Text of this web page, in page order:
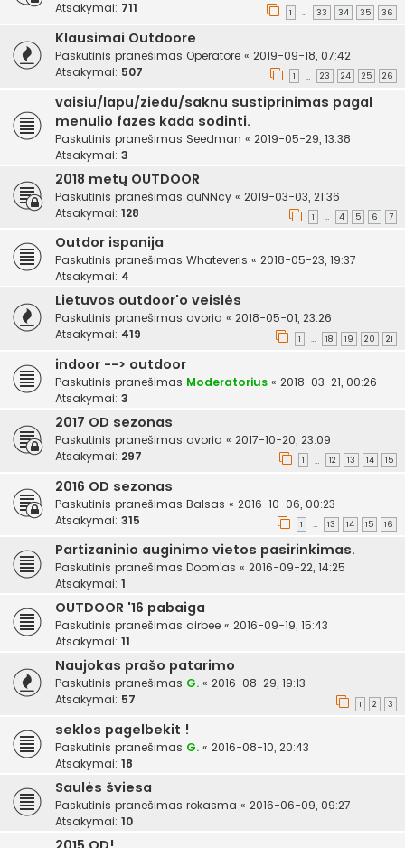
Atsakymai: 711 1 … 33 34 35 36
Klausimai Outdoore
Paskutinis pranešimas Operatore « 2019-09-18, 07:42
Atsakymai: 507 1 … 23 24 25 26
vaisiu/lapu/ziedu/saknu sustiprinimas pagal
menulio fazes kada sodinti.
Paskutinis pranešimas Seedman « 2019-05-29, 13:38
Atsakymai: 3
2018 metų OUTDOOR
Paskutinis pranešimas quNNcy « 2019-03-03, 21:36
Atsakymai: 128 1 … 4 5 6 7
Outdor ispanija
Paskutinis pranešimas Whateveris « 2018-05-23, 19:37
Atsakymai: 4
Lietuvos outdoor'o veislės
Paskutinis pranešimas avoria « 2018-05-01, 23:26
Atsakymai: 419 1 … 18 19 20 21
indoor --> outdoor
Paskutinis pranešimas Moderatorius « 2018-03-21, 00:26
Atsakymai: 3
2017 OD sezonas
Paskutinis pranešimas avoria « 2017-10-20, 23:09
Atsakymai: 297 1 … 12 13 14 15
2016 OD sezonas
Paskutinis pranešimas Balsas « 2016-10-06, 00:23
Atsakymai: 315 1 … 13 14 15 16
Partizaninio auginimo vietos pasirinkimas.
Paskutinis pranešimas Doom'as « 2016-09-22, 14:25
Atsakymai: 1
OUTDOOR '16 pabaiga
Paskutinis pranešimas airbee « 2016-09-19, 15:43
Atsakymai: 11
Naujokas prašo patarimo
Paskutinis pranešimas G. « 2016-08-29, 19:13
Atsakymai: 57 1 2 3
seklos pagelbekit !
Paskutinis pranešimas G. « 2016-08-10, 20:43
Atsakymai: 18
Saulės šviesa
Paskutinis pranešimas rokasma « 2016-06-09, 09:27
Atsakymai: 10